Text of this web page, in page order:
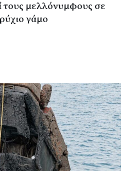
τους μελλόνυμφους σε
γάμο